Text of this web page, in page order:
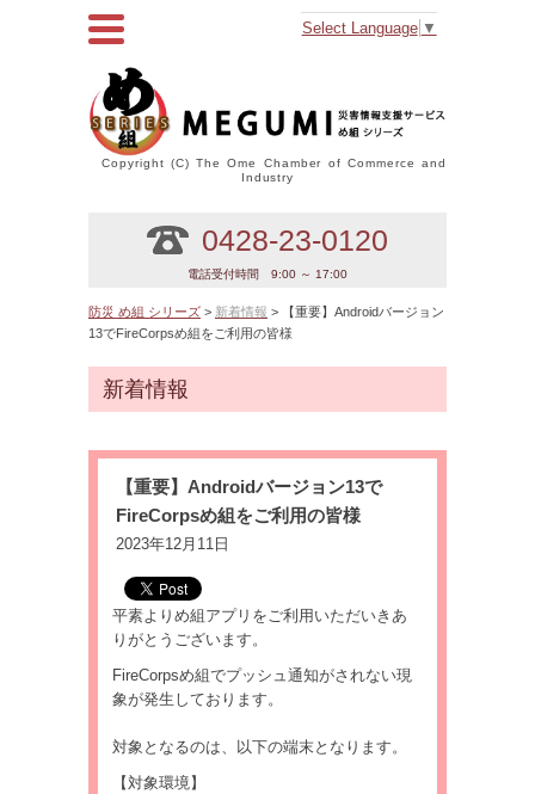
Select Language ▼
Copyright (C) The Ome Chamber of Commerce and
Industry
0428-23-0120
電話受付時間 9:00 ～ 17:00
防災 め組 シリーズ > 新着情報 > 【重要】Androidバージョン
13でFireCorpsめ組をご利用の皆様
新着情報
【重要】Androidバージョン13で
FireCorpsめ組をご利用の皆様
2023年12月11日
平素よりめ組アプリをご利用いただいきあ
りがとうございます。
FireCorpsめ組でプッシュ通知がされない現
象が発生しております。
対象となるのは、以下の端末となります。
【対象環境】